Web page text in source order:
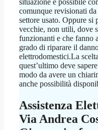
comunque revisionati
settore usato. Oppure si
vecchie, non utili, dove
funzionanti e che fanno
grado di riparare il
elettrodomestici.La
quest’ultimo deve
modo da avere un
anche possibilità
Assistenza
Via Andrea